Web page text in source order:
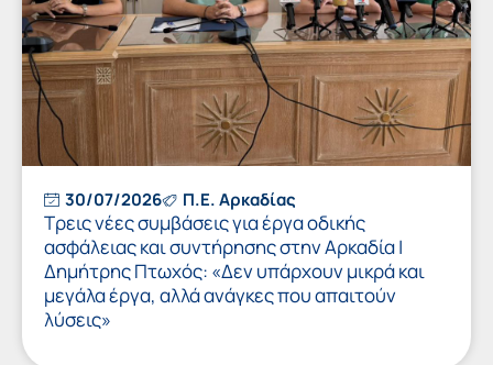
30/07/2026 Π.Ε. Αρκαδίας
Τρεις νέες συμβάσεις για έργα οδικής
ασφάλειας και συντήρησης στην Αρκαδία |
Δημήτρης Πτωχός: «Δεν υπάρχουν μικρά και
μεγάλα έργα, αλλά ανάγκες που απαιτούν
λύσεις»